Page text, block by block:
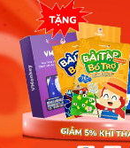
I’m just
đang rời